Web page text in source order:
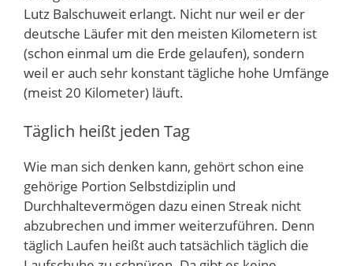
Lutz Balschuweit erlangt. Nicht nur weil er der
deutsche Läufer mit den meisten Kilometern ist
(schon einmal um die Erde gelaufen), sondern
weil er auch sehr konstant tägliche hohe Umfänge
(meist 20 Kilometer) läuft.
Täglich heißt jeden Tag
Wie man sich denken kann, gehört schon eine
gehörige Portion Selbstdiziplin und
Durchhaltevermögen dazu einen Streak nicht
abzubrechen und immer weiterzuführen. Denn
täglich Laufen heißt auch tatsächlich täglich die